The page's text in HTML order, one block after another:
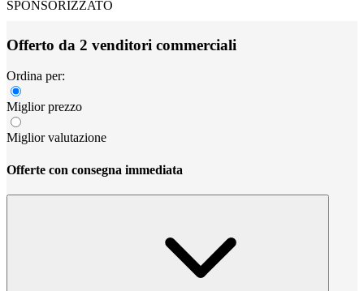
SPONSORIZZATO
Offerto da 2 venditori commerciali
Ordina per:
Miglior prezzo
Miglior valutazione
Offerte con consegna immediata